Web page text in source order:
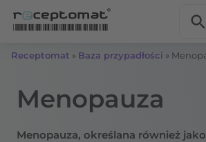
Receptomat » Baza przypadłości »
Menopauza
Menopauza, określana również jako